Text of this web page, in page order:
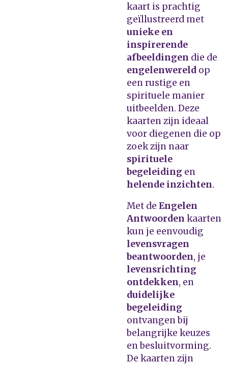
kaart is prachtig
geïllustreerd met
unieke en
inspirerende
afbeeldingen die de
engelenwereld op
een rustige en
spirituele manier
uitbeelden. Deze
kaarten zijn ideaal
voor diegenen die op
zoek zijn naar
spirituele
begeleiding en
helende inzichten.
Met de Engelen
Antwoorden kaarten
kun je eenvoudig
levensvragen
beantwoorden, je
levensrichting
ontdekken, en
duidelijke
begeleiding
ontvangen bij
belangrijke keuzes
en besluitvorming.
De kaarten zijn